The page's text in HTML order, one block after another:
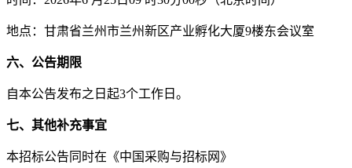
地点：甘肃省兰州市兰州新区产业孵化大厦9楼东会议室
六、公告期限
自本公告发布之日起3个工作日 。
七、其他补充事宜
本招标公告同时在《中国采购与招标网》